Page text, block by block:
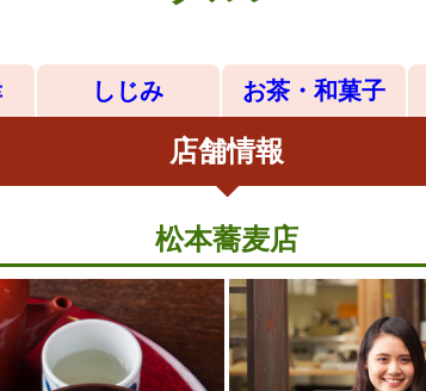
しじみ お茶・和菓子
店舗情報
松本蕎麦店